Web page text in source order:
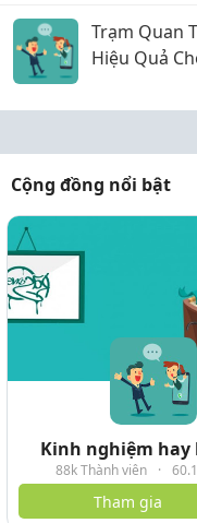
Trạm Quan
Hiệu Quả
Cộng đồng nổi bật
Kinh nghiệm hay
88k Thành viên ·
Tham gia